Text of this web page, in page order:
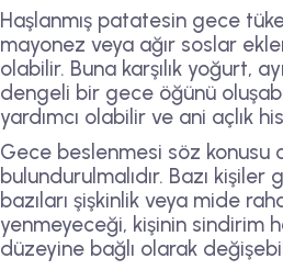
Haşlanmış patatesin gece
mayonez veya ağır soslar
olabilir. Buna karşılık yoğurt,
dengeli bir gece öğünü
yardımcı olabilir ve ani açlık
Gece beslenmesi söz konusu
bulundurulmalıdır. Bazı
bazıları şişkinlik veya mide
yenmeyeceği, kişinin sindirim
düzeyine bağlı olarak